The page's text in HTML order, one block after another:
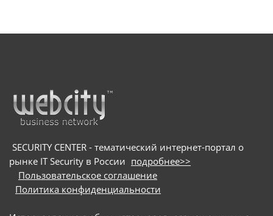
SECURITY CENTER - тематический интернет-портал о
рынке IT Security в России подробнее>>
Пользовательское соглашение
Политика конфиденциальности